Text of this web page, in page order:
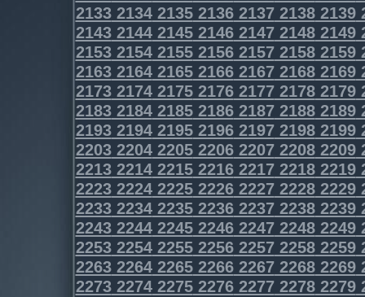
2133213421352136213721382139
2143214421452146214721482149
2153215421552156215721582159
2163216421652166216721682169
2173217421752176217721782179
2183218421852186218721882189
2193219421952196219721982199
2203220422052206220722082209
2213221422152216221722182219
2223222422252226222722282229
2233223422352236223722382239
2243224422452246224722482249
2253225422552256225722582259
2263226422652266226722682269
2273227422752276227722782279